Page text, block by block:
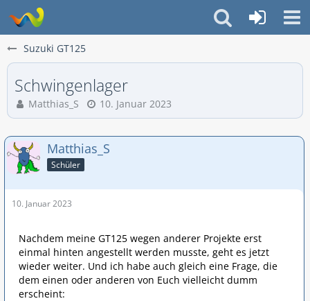
Suzuki GT125
Schwingenlager
Matthias_S 10. Januar 2023
Matthias_S
Schüler
10. Januar 2023
Nachdem meine GT125 wegen anderer Projekte erst
einmal hinten angestellt werden musste, geht es jetzt
wieder weiter. Und ich habe auch gleich eine Frage, die
dem einen oder anderen von Euch vielleicht dumm
erscheint: